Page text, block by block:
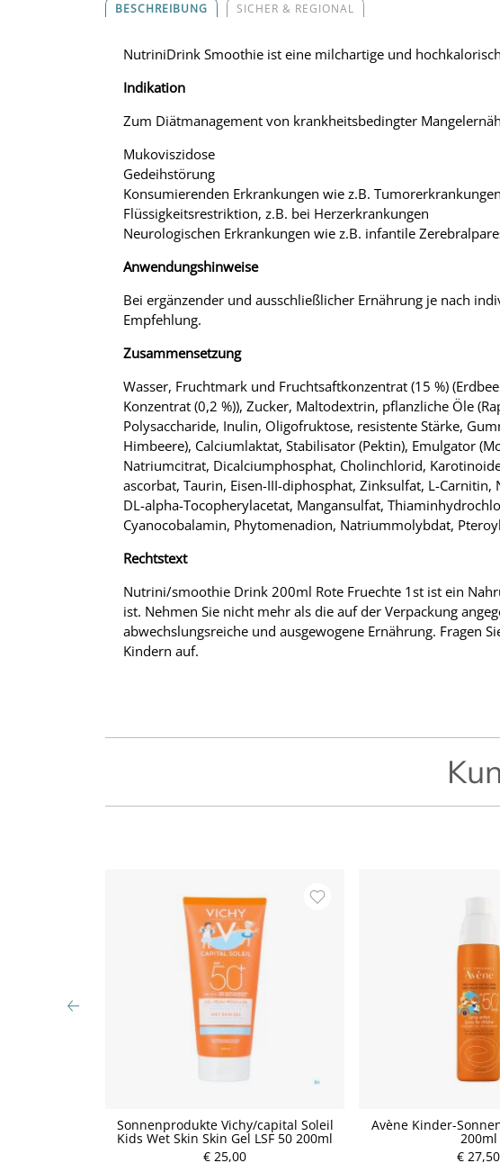
BESCHREIBUNG SICHER & REGIONAL
NutriniDrink Smoothie ist eine milchartige und
Indikation
Zum Diätmanagement von krankheitsbedingter
Mukoviszidose
Gedeihstörung
Konsumierenden Erkrankungen wie z.B. Tumorerkrankungen
Flüssigkeitsrestriktion, z.B. bei Herzerkrankungen
Neurologischen Erkrankungen wie z.B. infantile
Anwendungshinweise
Bei ergänzender und ausschließlicher Ernährung je nach
Empfehlung.
Zusammensetzung
Wasser, Fruchtmark und Fruchtsaftkonzentrat (15 %)
Konzentrat (0,2 %)), Zucker, Maltodextrin, pflanzliche Öle
Polysaccharide, Inulin, Oligofruktose, resistente Stärke,
Himbeere), Calciumlaktat, Stabilisator (Pektin), Emulgator
Natriumcitrat, Dicalciumphosphat, Cholinchlorid,
ascorbat, Taurin, Eisen-III-diphosphat, Zinksulfat, L-
DL-alpha-Tocopherylacetat, Mangansulfat,
Cyanocobalamin, Phytomenadion, Natriummolybdat,
Rechtstext
Nutrini/smoothie Drink 200ml Rote Fruechte 1st ist ein
ist. Nehmen Sie nicht mehr als die auf der Verpackung
abwechslungsreiche und ausgewogene Ernährung. Fragen
Kindern auf.
Sonnenprodukte Vichy/capital Soleil
Kids Wet Skin Skin Gel LSF 50 200ml
€ 25,00
Avène Kinder-
200ml
€ 27,50
P
P